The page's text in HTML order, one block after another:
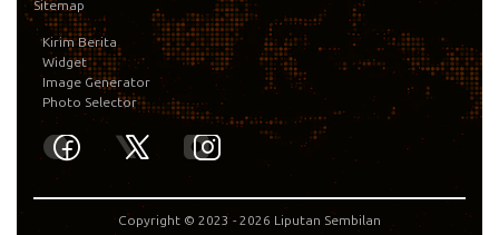
Sitemap
Kirim Berita
Widget
Image Generator
Photo Selector
Copyright © 2023 - 2026 Liputan Sembilan